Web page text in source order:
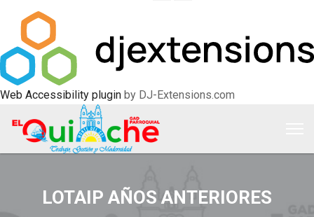
Web Accessibility plugin by DJ-Extensions.com
LOTAIP AÑOS ANTERIORES